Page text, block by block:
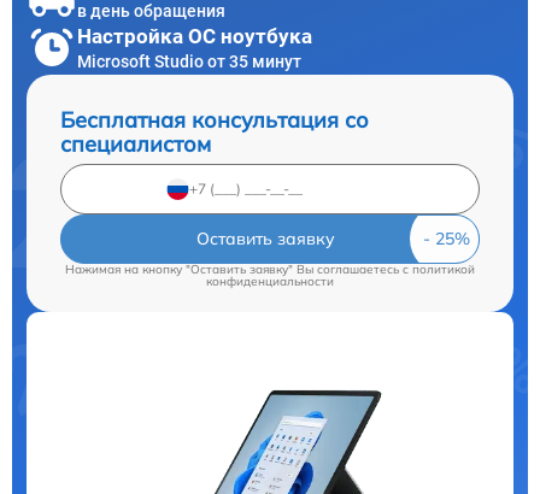
в день обращения
Настройка ОС ноутбука
Microsoft Studio от 35 минут
Бесплатная консультация со
специалистом
Оставить заявку
Нажимая на кнопку "Оставить заявку" Вы соглашаетесь cполитикой
конфиденциальности